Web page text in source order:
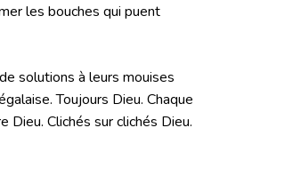
les bouches qui puent
solutions à leurs mouises
Toujours Dieu. Chaque
Dieu. Clichés sur clichés Dieu.